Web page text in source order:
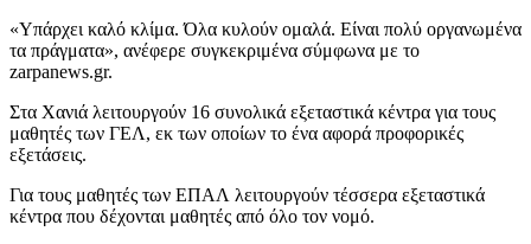
«Υπάρχει καλό κλίμα. Όλα κυλούν ομαλά. Είναι πολύ οργανωμένα
τα πράγματα», ανέφερε συγκεκριμένα σύμφωνα με το
zarpanews.gr.
Στα Χανιά λειτουργούν 16 συνολικά εξεταστικά κέντρα για τους
μαθητές των ΓΕΛ, εκ των οποίων το ένα αφορά προφορικές
εξετάσεις.
Για τους μαθητές των ΕΠΑΛ λειτουργούν τέσσερα εξεταστικά
κέντρα που δέχονται μαθητές από όλο τον νομό.